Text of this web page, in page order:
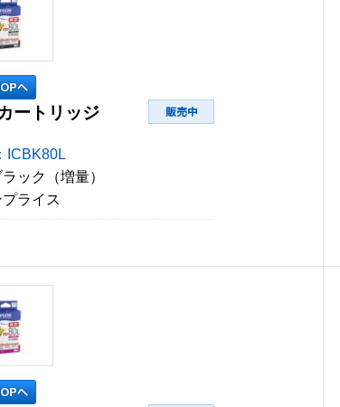
ートリッジ
ICBK80L
ック（増量）
ライス